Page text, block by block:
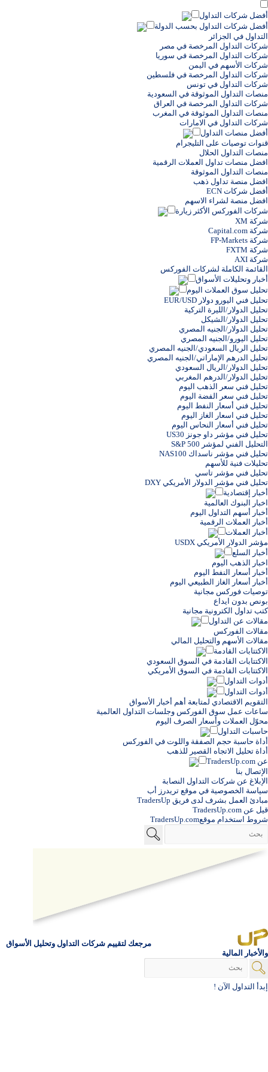
أفضل شركات التداول
أفضل شركات التداول بحسب الدولة
التداول في الجزائر
شركات التداول المرخصة في مصر
شركات التداول المرخصة في سوريا
شركات الأسهم في اليمن
شركات التداول المرخصة في فلسطين
شركات التداول في تونس
منصات التداول الموثوقة في السعودية
شركات التداول المرخصة في العراق
منصات التداول الموثوقة في المغرب
شركات التداول في الامارات
أفضل منصات التداول
قنوات توصيات على التليجرام
منصات التداول الحلال
افضل منصات تداول العملات الرقمية
منصات التداول الموثوقة
افضل منصة تداول ذهب
أفضل شركات ECN
افضل منصة لشراء الاسهم
شركات الفوركس الأكثر زيارة
شركة XM
شركة Capital.com
شركة FP-Markets
شركة FXTM
شركة AXI
القائمة الكاملة لشركات الفوركس
أخبار وتحليلات الأسواق
تحليل سوق العملات اليوم
تحليل فني اليورو دولار EUR/USD
تحليل الدولار/الليرة التركية
تحليل الدولار/الشيكل
تحليل الدولار/الجنيه المصري
تحليل اليورو/الجنيه المصري
تحليل الريال السعودي/الجنيه المصري
تحليل الدرهم الإماراتي/الجنيه المصري
تحليل الدولار/الريال السعودي
تحليل الدولار/الدرهم المغربي
تحليل فني سعر الذهب اليوم
تحليل فني سعر الفضة اليوم
تحليل فني أسعار النفط اليوم
تحليل فني اسعار الغاز اليوم
تحليل فني أسعار النحاس اليوم
تحليل فني مؤشر داو جونز US30
التحليل الفني لمؤشر S&P 500
تحليل فني مؤشر ناسداك NAS100
تحليلات فنية للأسهم
تحليل فني مؤشر تاسي
تحليل فني مؤشر الدولار الأمريكي DXY
أخبار إقتصادية
اخبار البنوك العالمية
أخبار أسهم التداول اليوم
أخبار العملات الرقمية
أخبار العملات
مؤشر الدولار الأمريكي USDX
أخبار السلع
اخبار الذهب اليوم
أخبار أسعار النفط اليوم
أخبار أسعار الغاز الطبيعي اليوم
توصيات فوركس مجانية
بونص بدون ايداع
كتب تداول الكترونية مجانية
مقالات عن التداول
مقالات الفوركس
مقالات الأسهم والتحليل المالي
الاكتتابات القادمة
الاكتتابات القادمة في السوق السعودي
الاكتتابات القادمة في السوق الأمريكي
أدوات التداول
أدوات التداول
التقويم الاقتصادي لمتابعة أهم أخبار الأسواق
ساعات عمل سوق الفوركس وجلسات التداول العالمية
محوّل العملات وأسعار الصرف اليوم
حاسبات التداول
أداة حاسبة حجم الصفقة واللوت في الفوركس
أداة تحليل الاتجاه القصير للذهب
عن TradersUp.com
الإتصال بنا
الإبلاغ عن شركات التداول النصابة
سياسة الخصوصية في موقع تريدرز أب
مبادئ العمل بشرف لدى فريق TradersUp
قيل عن TradersUp.com
شروط استخدام موقعTradersUp.com
مرجعك لتقييم شركات التداول وتحليل الأسواق
والأخبار المالية
إبدأ التداول الآن !